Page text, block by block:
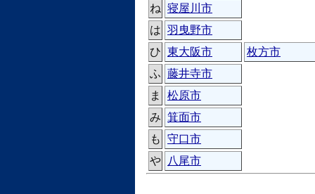
ね 寝屋川市
は 羽曳野市
ひ 東大阪市
枚方市
ふ 藤井寺市
ま
松原市
み 箕面市
も 守口市
や 八尾市